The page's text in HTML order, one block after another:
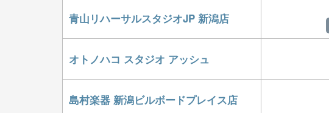
青山リハーサルスタジオJP 新潟店
オトノハコ スタジオ アッシュ
島村楽器 新潟ビルボードプレイス店